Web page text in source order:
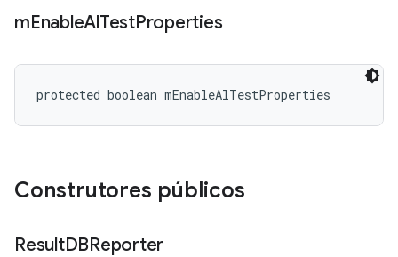
mEnableAlTestProperties
protected boolean mEnableAlTestProperties
Construtores públicos
ResultDBReporter